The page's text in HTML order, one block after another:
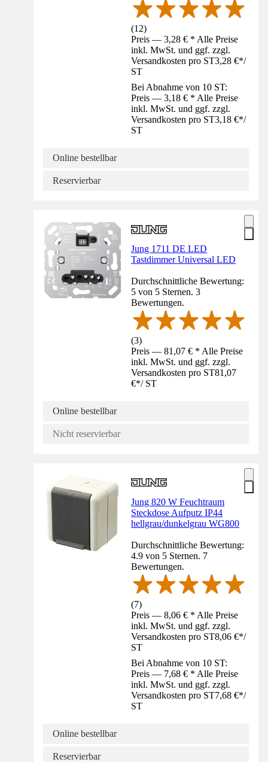
(12)
Preis — 3,28 € * Alle Preise
inkl. MwSt. und ggf. zzgl.
Versandkosten pro ST3,28 €*/
ST
Bei Abnahme von 10 ST:
Preis — 3,18 € * Alle Preise
inkl. MwSt. und ggf. zzgl.
Versandkosten pro ST3,18 €*/
ST
Online bestellbar
Reservierbar
Jung 1711 DE LED
Tastdimmer Universal LED
Durchschnittliche Bewertung:
5 von 5 Sternen. 3
Bewertungen.
(3)
Preis — 81,07 € * Alle Preise
inkl. MwSt. und ggf. zzgl.
Versandkosten pro ST81,07
€*/ ST
Online bestellbar
Nicht reservierbar
Jung 820 W Feuchtraum
Steckdose Aufputz IP44
hellgrau/dunkelgrau WG800
Durchschnittliche Bewertung:
4.9 von 5 Sternen. 7
Bewertungen.
(7)
Preis — 8,06 € * Alle Preise
inkl. MwSt. und ggf. zzgl.
Versandkosten pro ST8,06 €*/
ST
Bei Abnahme von 10 ST:
Preis — 7,68 € * Alle Preise
inkl. MwSt. und ggf. zzgl.
Versandkosten pro ST7,68 €*/
ST
Online bestellbar
Reservierbar